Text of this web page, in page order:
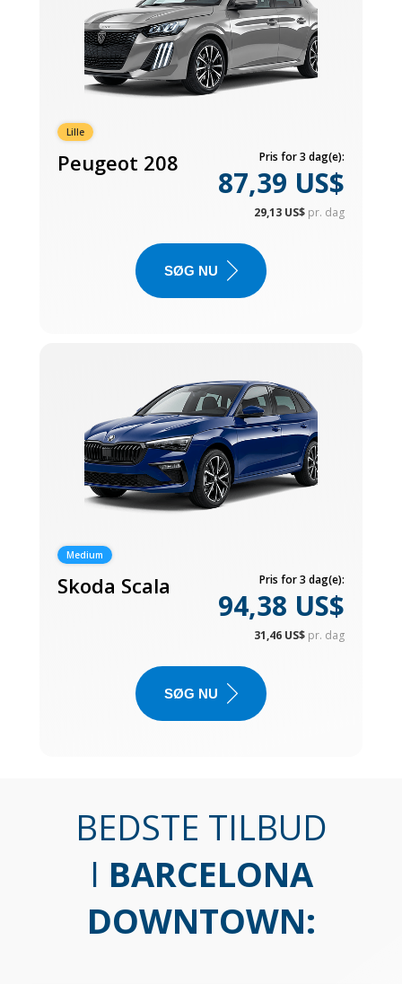
Lille
Peugeot 208 Pris for 3 dag(e):
87,39 US$
29,13 US$ pr. dag
SØG NU
Medium
Skoda Scala Pris for 3 dag(e):
94,38 US$
31,46 US$ pr. dag
SØG NU
BEDSTE TILBUD
I BARCELONA
DOWNTOWN: